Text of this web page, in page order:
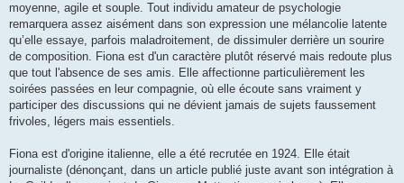
moyenne, agile et souple. Tout individu amateur de psychologie
remarquera assez aisément dans son expression une mélancolie latente
qu’elle essaye, parfois maladroitement, de dissimuler derrière un sourire
de composition. Fiona est d'un caractère plutôt réservé mais redoute plus
que tout l'absence de ses amis. Elle affectionne particulièrement les
soirées passées en leur compagnie, où elle écoute sans vraiment y
participer des discussions qui ne dévient jamais de sujets faussement
frivoles, légers mais essentiels.
Fiona est d'origine italienne, elle a été recrutée en 1924. Elle était
journaliste (dénonçant, dans un article publié juste avant son intégration à